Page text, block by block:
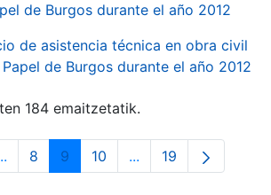
de Burgos durante el año 2012
de asistencia técnica en obra civil
de Burgos durante el año 2012
184 emaitzetatik.
Intermediate Pages Use TAB to
Orrialdea
8 Orrialdea
9 Orrialdea
10 ...Intermediate Pages
Orrialdea
19